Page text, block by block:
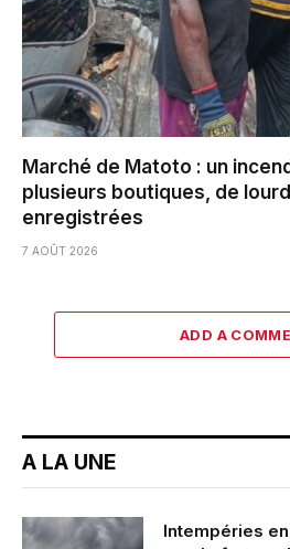
Marché de Matoto : un
plusieurs boutiques, de
enregistrées
7 AOÛT 2026
ADD A
A LA UNE
Intempéries en